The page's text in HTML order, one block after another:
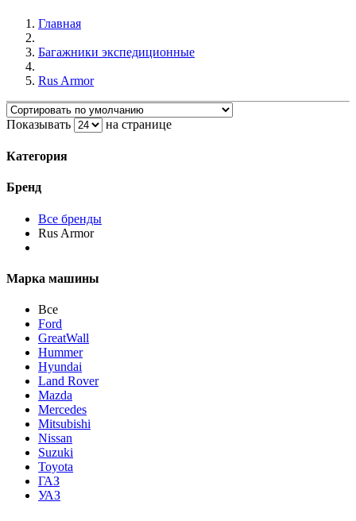
Главная
Багажники экспедиционные
Rus Armor
Показывать на странице
Категория
Бренд
Все бренды
Rus Armor
Марка машины
Все
Ford
GreatWall
Hummer
Hyundai
Land Rover
Mazda
Mercedes
Mitsubishi
Nissan
Suzuki
Toyota
ГАЗ
УАЗ